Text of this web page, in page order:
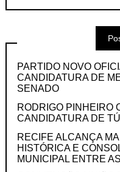
PARTIDO NOVO
CANDIDATURA DE
SENADO
RODRIGO PINHEIRO
CANDIDATURA DE
RECIFE ALCANÇA
HISTÓRICA E
MUNICIPAL ENTRE